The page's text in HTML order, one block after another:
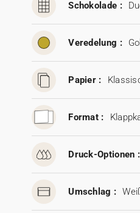
Schokolade :
Veredelung :
Papier :
Format :
Druck-Optionen :
Umschlag :